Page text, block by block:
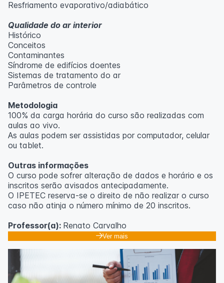
Resfriamento evaporativo/adiabático
Qualidade do ar interior
Histórico
Conceitos
Contaminantes
Síndrome de edifícios doentes
Sistemas de tratamento do ar
Parâmetros de controle
Metodologia
100% da carga horária do curso são realizadas com
aulas ao vivo.
As aulas podem ser assistidas por computador, celular
ou tablet.
Outras informações
O curso pode sofrer alteração de dados e horário e os
inscritos serão avisados ​​antecipadamente.
O IPETEC reserva-se o direito de não realizar o curso
caso não atinja o número mínimo de 20 inscritos.
Professor(a): Renato Carvalho
Ver mais